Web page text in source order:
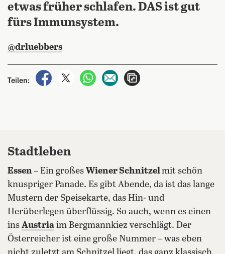
etwas früher schlafen. DAS ist gut
fürs Immunsystem.
@drluebbers
Teilen:
auf Facebook teilen
auf X teilenper WhatsApp teilen
per E-Mail teilen
Stadtleben
Essen– Ein großes Wiener Schnitzelmit schön
knuspriger Panade. Es gibt Abende, da ist das lange
Mustern der Speisekarte, das Hin- und
Herüberlegen überflüssig. So auch, wenn es einen
ins Austria im Bergmannkiez verschlägt. Der
Österreicher ist eine große Nummer – was eben